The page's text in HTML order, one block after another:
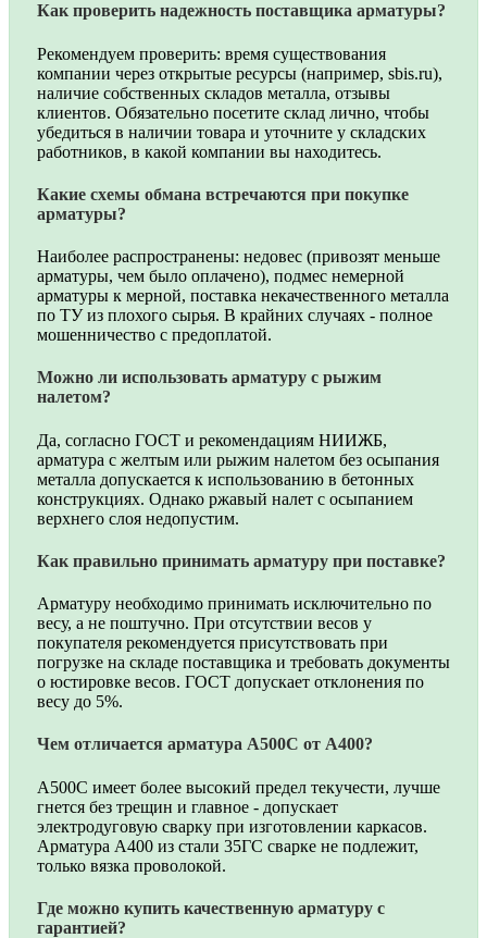
Как проверить надежность поставщика арматуры?
Рекомендуем проверить: время существования
компании через открытые ресурсы (например, sbis.ru),
наличие собственных складов металла, отзывы
клиентов. Обязательно посетите склад лично, чтобы
убедиться в наличии товара и уточните у складских
работников, в какой компании вы находитесь.
Какие схемы обмана встречаются при покупке
арматуры?
Наиболее распространены: недовес (привозят меньше
арматуры, чем было оплачено), подмес немерной
арматуры к мерной, поставка некачественного металла
по ТУ из плохого сырья. В крайних случаях - полное
мошенничество с предоплатой.
Можно ли использовать арматуру с рыжим
налетом?
Да, согласно ГОСТ и рекомендациям НИИЖБ,
арматура с желтым или рыжим налетом без осыпания
металла допускается к использованию в бетонных
конструкциях. Однако ржавый налет с осыпанием
верхнего слоя недопустим.
Как правильно принимать арматуру при поставке?
Арматуру необходимо принимать исключительно по
весу, а не поштучно. При отсутствии весов у
покупателя рекомендуется присутствовать при
погрузке на складе поставщика и требовать документы
о юстировке весов. ГОСТ допускает отклонения по
весу до 5%.
Чем отличается арматура А500С от А400?
А500С имеет более высокий предел текучести, лучше
гнется без трещин и главное - допускает
электродуговую сварку при изготовлении каркасов.
Арматура А400 из стали 35ГС сварке не подлежит,
только вязка проволокой.
Где можно купить качественную арматуру с
гарантией?